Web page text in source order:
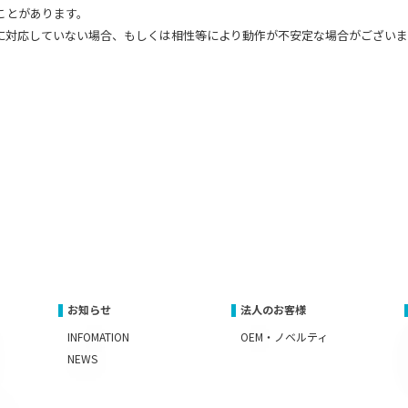
があります。
応していない場合、もしくは相性等により動作が不安定な場合がございま
お知らせ
INFOMATION
NEWS
法人のお客様
OEM・ノベルティ